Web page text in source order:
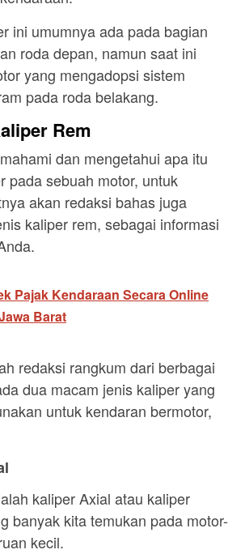
ini umumnya ada pada bagian
roda depan, namun saat ini
yang mengadopsi sistem
pada roda belakang.
Rem
dan mengetahui apa itu
pada sebuah motor, untuk
akan redaksi bahas juga
kaliper rem, sebagai informasi
Pajak Kendaraan Secara Online
Barat
redaksi rangkum dari berbagai
dua macam jenis kaliper yang
untuk kendaran bermotor,
kaliper Axial atau kaliper
banyak kita temukan pada motor-
kecil.